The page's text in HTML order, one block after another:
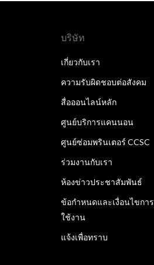
บริษัท
เกี่ยวกับเรา
ความรับผิดชอบต่อสังคม
สื่อออนไลน์หลัก
ศูนย์บริการแคนนอน
ศูนย์ซ่อมพรินเตอร์ CCSC
ร่วมงานกับเรา
ห้องข่าวประชาสัมพันธ์
ข้อกำหนดและเงื่อนไขการ
ใช้งาน
แจ้งเพื่อทราบ